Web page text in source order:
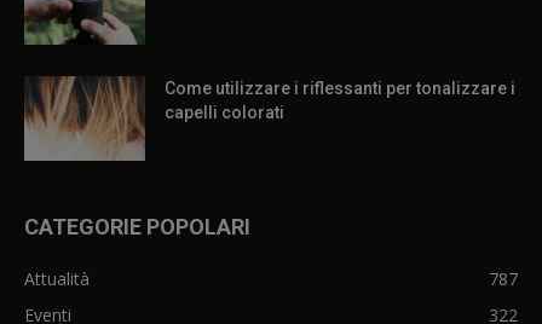
Come utilizzare i riflessanti per tonalizzare i
capelli colorati
CATEGORIE POPOLARI
Attualità
787
Eventi
322